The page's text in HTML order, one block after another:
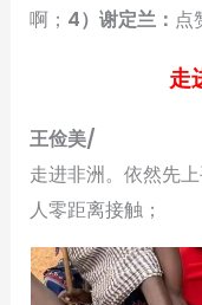
啊； 4）谢定兰： 点
走
王俭美/
走进非洲。依然先
人零距离接触；